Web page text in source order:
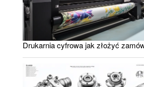
Drukarnia cyfrowa jak złożyć